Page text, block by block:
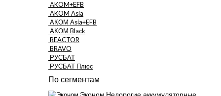
AKOM+EFB
AKOM Asia
АКОМ Asia+EFB
АКОМ Black
REACTOR
BRAVO
РУСБАТ
РУСБАТ Плюс
По сегментам